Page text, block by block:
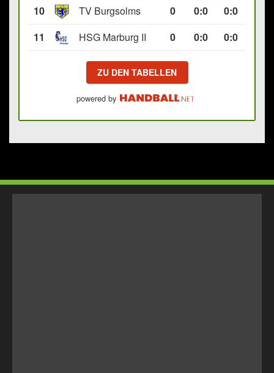
10
TV Burgsolms 0 0:0
0:0
11
HSG Marburg II 0 0:0 0:0
ZU DEN TABELLEN
powered by